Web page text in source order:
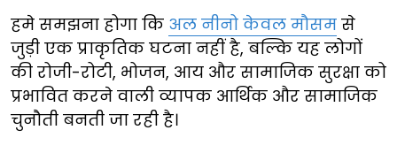
हमे समझना होगा कि अल नीनो केवल मौसम से
जुड़ी एक प्राकृतिक घटना नहीं है, बल्कि यह लोगों
की रोजी-रोटी, भोजन, आय और सामाजिक सुरक्षा को
प्रभावित करने वाली व्यापक आर्थिक और सामाजिक
चुनौती बनती जा रही है।